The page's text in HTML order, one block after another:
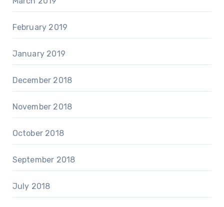
February 2019
January 2019
December 2018
November 2018
October 2018
September 2018
July 2018